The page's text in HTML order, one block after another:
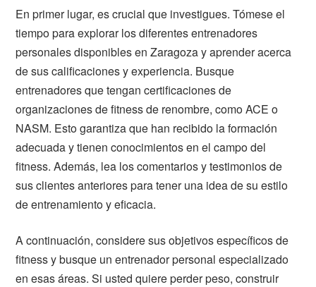
En primer lugar, es crucial que investigues. Tómese el
tiempo para explorar los diferentes entrenadores
personales disponibles en Zaragoza y aprender acerca
de sus calificaciones y experiencia. Busque
entrenadores que tengan certificaciones de
organizaciones de fitness de renombre, como ACE o
NASM. Esto garantiza que han recibido la formación
adecuada y tienen conocimientos en el campo del
fitness. Además, lea los comentarios y testimonios de
sus clientes anteriores para tener una idea de su estilo
de entrenamiento y eficacia.
A continuación, considere sus objetivos específicos de
fitness y busque un entrenador personal especializado
en esas áreas. Si usted quiere perder peso, construir